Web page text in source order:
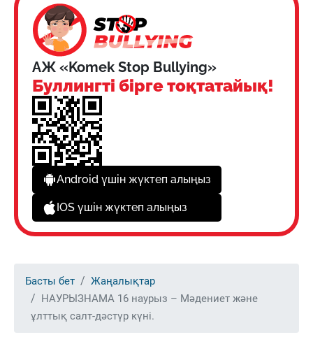
АЖ «Komek Stop Bullying»
Буллингті бірге тоқтатайық!
Android үшін жүктеп алыңыз
IOS үшін жүктеп алыңыз
Басты бет
Жаңалықтар
НАУРЫЗНАМА 16 наурыз – Мәдениет және
ұлттық салт-дәстүр күні.